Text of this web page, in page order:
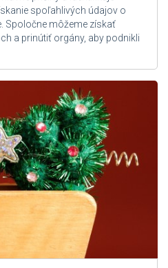
spoľahlivých údajov o
Spoločne môžeme získať
a prinútiť orgány, aby podnikli